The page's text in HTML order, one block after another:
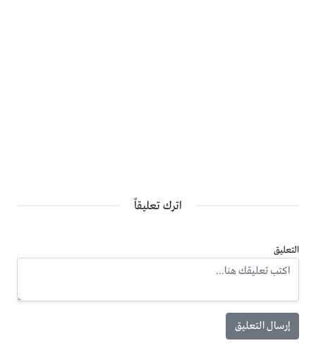
اترك تعليقاً
التعليق